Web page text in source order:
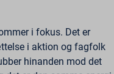
i fokus. Det er
i aktion og fagfolk
hinanden mod det